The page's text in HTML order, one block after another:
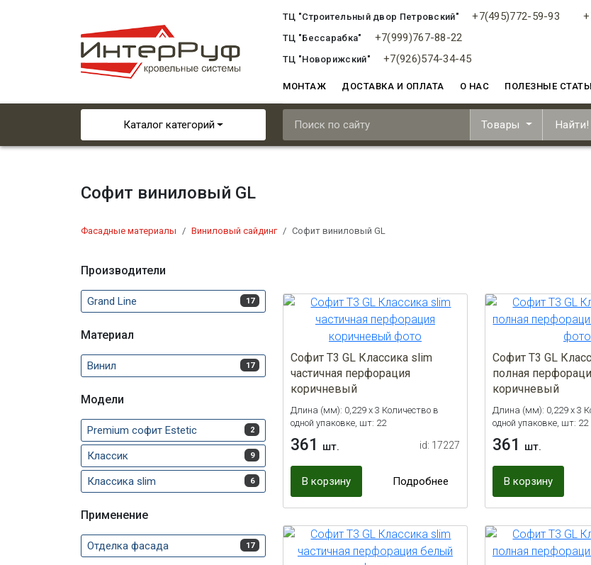
ТЦ "Строительный двор Петровский" +7(495)772-59-93
ТЦ "Бессарабка" +7(999)767-88-22
ТЦ "Новорижский" +7(926)574-34-45
МОНТАЖ ДОСТАВКА И ОПЛАТА О НАС ПОЛЕЗНЫЕ
Каталог категорий Товары Найти!
Софит виниловый GL
Фасадные материалы Виниловый сайдинг Софит виниловый GL
Производители
Grand Line 17
Материал
Винил 17
Модели
Premium софит Estetic 2
Классик 9
Классика slim 6
Применение
Отделка фасада 17
Софит Т3 GL Классика slim
частичная перфорация
коричневый
Длина (мм): 0,229 х 3 Количество в
одной упаковке, шт: 22
361 шт. id: 17227
В корзину Подробнее
Софит Т3 GL
полная
коричневый
Длина (мм): 0,229 х 3
одной упаковке, шт: 22
361 шт.
В корзину